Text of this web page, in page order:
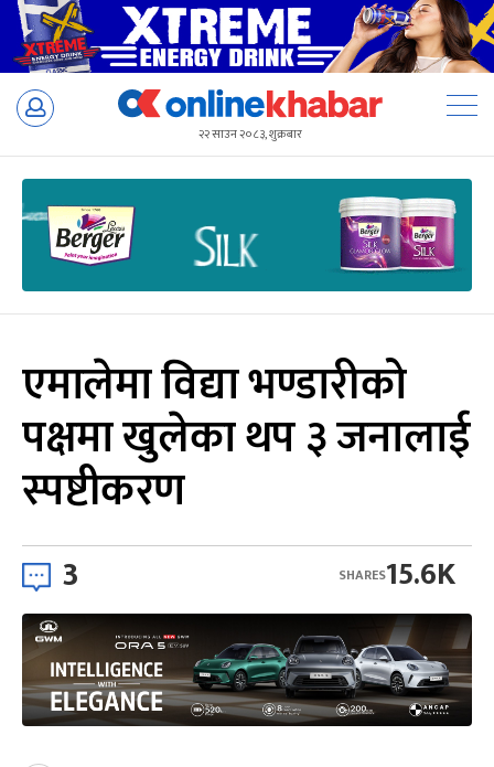
Skip
२२ साउन २०८३, शुक्रबार
एमालेमा विद्या भण्डारीको
पक्षमा खुलेका थप ३ जनालाई
स्पष्टीकरण
3 15.6K
SHARES